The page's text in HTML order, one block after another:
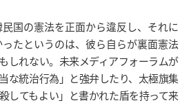
国の憲法を正面から違反し、それに
たというのは、彼ら自らが裏面憲法
しれない。未来メディアフォーラムが
な統治行為」と強弁したり、太極旗集
してもよい」と書かれた盾を持って来